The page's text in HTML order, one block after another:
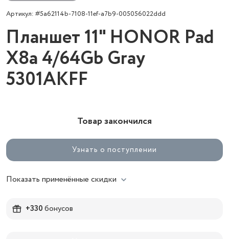
Артикул: #5a62114b-7108-11ef-a7b9-005056022ddd
Планшет 11" HONOR Pad
X8а 4/64Gb Gray
5301AKFF
Товар закончился
Узнать о поступлении
Показать применённые скидки
+330бонусов